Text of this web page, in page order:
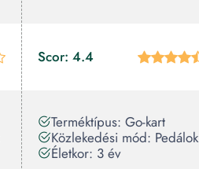
Scor: 4.4
Terméktípus: Go-kart
Közlekedési mód: Pedálok
Életkor: 3 év